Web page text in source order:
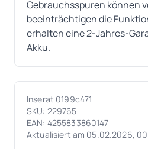
Gebrauchsspuren können
beeinträchtigen die
erhalten eine 2-Jahres-
Akku.
Inserat 0199c471
SKU: 229765
EAN: 4255833860147
Aktualisiert am 05.02.2026,